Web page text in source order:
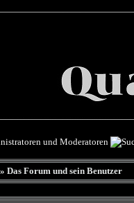
Das Forum und sein Benutzer